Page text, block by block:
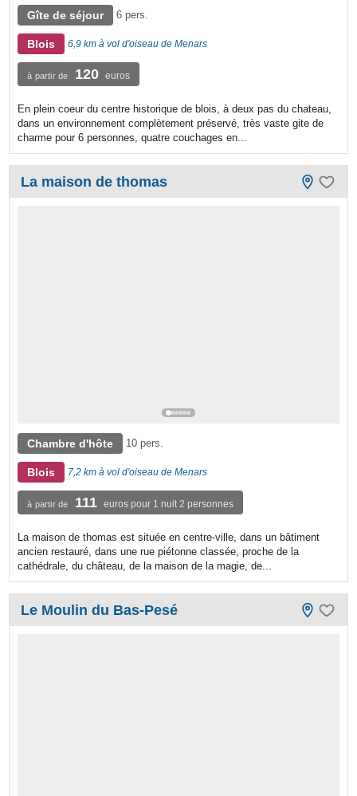
Gîte de séjour 6 pers.
Blois 6,9 km à vol d'oiseau de Menars
à partir de 120 euros
En plein coeur du centre historique de blois, à deux pas du chateau,
dans un environnement complètement préservé, très vaste gite de
charme pour 6 personnes, quatre couchages en...
La maison de thomas
Chambre d'hôte 10 pers.
Blois 7,2 km à vol d'oiseau de Menars
à partir de 111 euros pour 1 nuit 2 personnes
La maison de thomas est située en centre-ville, dans un bâtiment
ancien restauré, dans une rue piétonne classée, proche de la
cathédrale, du château, de la maison de la magie, de...
Le Moulin du Bas-Pesé